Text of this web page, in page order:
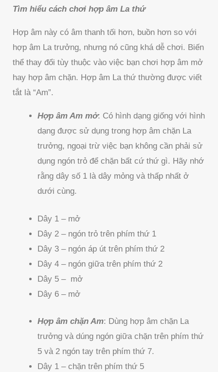
Tìm hiểu cách chơi hợp âm La thứ
Hợp âm này có âm thanh tối hơn, buồn hơn so với
hợp âm La trưởng, nhưng nó cũng khá dễ chơi. Biến
thể thay đổi tùy thuộc vào việc bạn chơi hợp âm mở
hay hợp âm chặn. Hợp âm La thứ thường được viết
tắt là “Am”.
Hợp âm Am mở: Có hình dạng giống với hình
dạng được sử dụng trong hợp âm chặn La
trưởng, ngoại trừ việc bạn không cần phải sử
dụng ngón trỏ để chặn bất cứ thứ gì. Hãy nhớ
rằng dây số 1 là dây mỏng và thấp nhất ở
dưới cùng.
Dây 1 – mở
Dây 2 – ngón trỏ trên phím thứ 1
Dây 3 – ngón áp út trên phím thứ 2
Dây 4 – ngón giữa trên phím thứ 2
Dây 5 – mở
Dây 6 – mở
Hợp âm chặn Am: Dùng hợp âm chặn La
trưởng và dúng ngón giữa chặn trên phím thứ
5 và 2 ngón tay trên phím thứ 7.
Dây 1 – chặn trên phím thứ 5